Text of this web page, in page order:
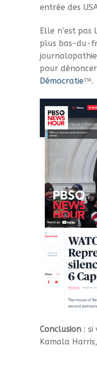
entrée des
Elle n’est
plus bas-du-
journalopathie
pour
Démocratie™.
Conclusion : si
Kamala